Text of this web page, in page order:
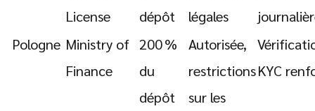
License
dépôt
légales
Pologne Ministry of
Finance
200 %
du
dépôt
Autorisée,
restrictions
sur les
KYC